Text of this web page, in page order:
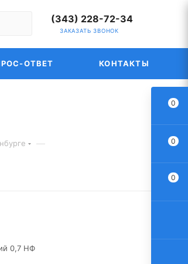
(343) 228-72-34
ЗАКАЗАТЬ ЗВОНОК
ОТВЕТ КОНТАКТЫ
—
0,7 НФ
0
0
0